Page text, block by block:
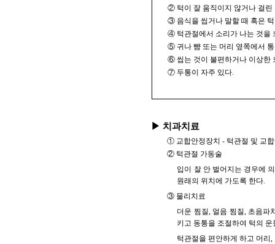
② 턱이 잘 움직이지 않거나 걸린
③ 음식을 씹거나 말할 때 혹은
④ 턱관절에서 소리가 나는 것을
⑤ 귀나 뺨 또는 머리 옆쪽에서
⑥ 씹는 것이 불편하거나 이상한
⑦ 두통이 자주 있다.
▶ 치과치료
① 교합안정장치 - 턱관절 및 교
② 턱관절 가동술
입이 잘 안 벌어지는 경우에
원래의 위치에 가도록 한다.
③ 물리치료
더운 찜질, 얼음 찜질, 초음파
키고 동통을 조절하여 턱의
턱관절을 편안하게 하고 머리